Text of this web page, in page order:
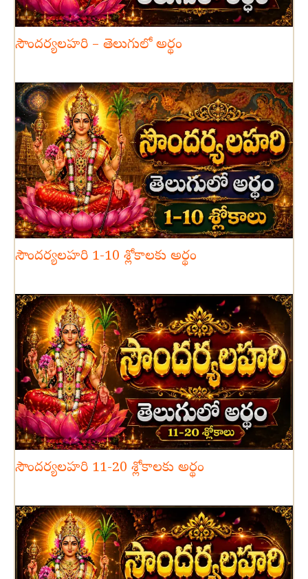
సౌందర్యలహరి – తెలుగులో అర్థం
సౌందర్యలహరి 1-10 శ్లోకాలకు అర్థం
సౌందర్యలహరి 11-20 శ్లోకాలకు అర్థం